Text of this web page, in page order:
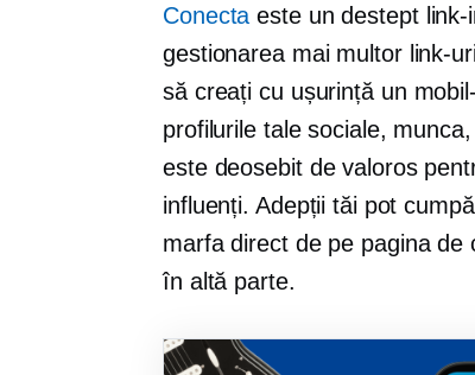
Conecta este un destept
gestionarea mai multor link-
să creați cu ușurință un
profilurile tale sociale,
este deosebit de valoros
influenți. Adepții tăi pot
marfa direct de pe pagina de
în altă parte.